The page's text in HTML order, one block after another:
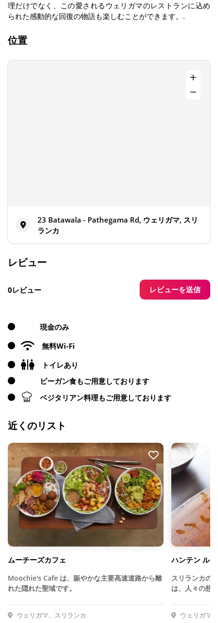
理だけでなく、この愛されるウェリガマのレストランに込め
られた感動的な回復の物語も楽しむことができます。.
位置
23 Batawala - Pathegama Rd, ウェリガマ, スリ
ランカ
レビュー
0レビュー レビューを送信
現金のみ
無料Wi-Fi
トイレあり
ビーガン食もご用意しております
ベジタリアン料理もご用意しております
近くのリスト
ムーチーズカフェ
Moochie's Cafe は、賑やかな主要高速道路から離
れた隠れた聖域です。
ウェリガマ、スリランカ
ハンテン ル
スリランカの
は、人々の想
ウェリガマ